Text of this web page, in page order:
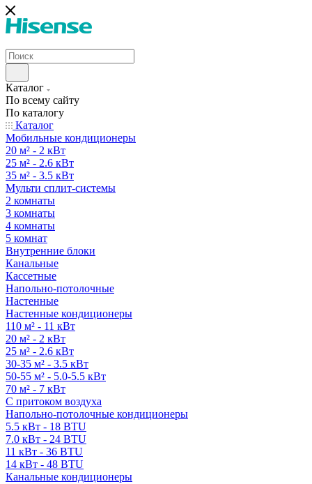
Каталог
По всему сайту
По каталогу
Каталог
Мобильные кондиционеры
20 м² - 2 кВт
25 м² - 2.6 кВт
35 м² - 3.5 кВт
Мульти сплит-системы
2 комнаты
3 комнаты
4 комнаты
5 комнат
Внутренние блоки
Канальные
Кассетные
Напольно-потолочные
Настенные
Настенные кондиционеры
110 м² - 11 кВт
20 м² - 2 кВт
25 м² - 2.6 кВт
30-35 м² - 3.5 кВт
50-55 м² - 5.0-5.5 кВт
70 м² - 7 кВт
С притоком воздуха
Напольно-потолочные кондиционеры
5.5 кВт - 18 BTU
7.0 кВт - 24 BTU
11 кВт - 36 BTU
14 кВт - 48 BTU
Канальные кондиционеры